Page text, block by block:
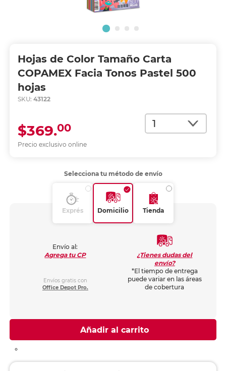
Hojas de Color Tamaño Carta
COPAMEX Facia Tonos Pastel 500
hojas
SKU: 43122
Cantidad
Precio exclusivo online
$369.00
Selecciona tu método de envío
Exprés Domicilio Tienda
Envío al:
Agrega tu CP
Envíos gratis con
Office Depot Pro.
¿Tienes dudas del
envío?
*El tiempo de entrega
puede variar en las áreas
de cobertura
Añadir al carrito